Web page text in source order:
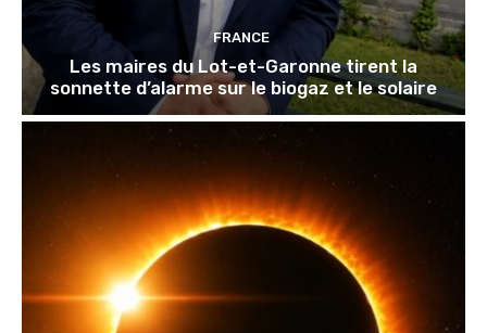
FRANCE
Les maires du Lot-et-Garonne tirent la
sonnette d’alarme sur le biogaz et le solaire